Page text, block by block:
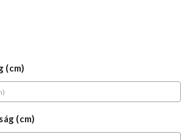
(cm)
(cm)